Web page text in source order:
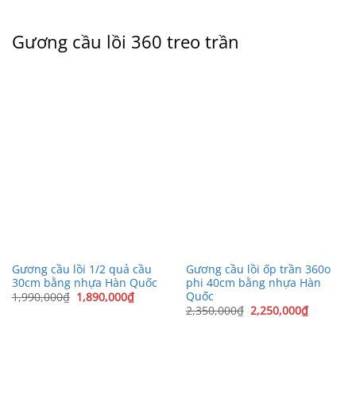
Gương cầu lồi 360 treo trần
Gương cầu lồi 1/2 quả cầu
30cm bằng nhựa Hàn Quốc
1,990,000₫ Giá
gốc
1,890,000₫Giá
hiện
Gương cầu lồi ốp trần 360o
phi 40cm bằng nhựa Hàn
Quốc
2,350,000₫ Giá
gốc
2,250,000₫Giá
hiện